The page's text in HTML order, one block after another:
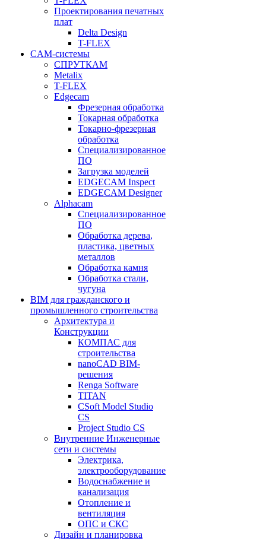
Проектирования печатных
плат
Delta Design
T-FLEX
CAM-системы
СПРУТКAM
Metalix
T-FLEX
Edgecam
Фрезерная обработка
Токарная обработка
Токарно-фрезерная
обработка
Специализированное
ПО
Загрузка моделей
EDGECAM Inspect
EDGECAM Designer
Alphacam
Специализированное
ПО
Обработка дерева,
пластика, цветных
металлов
Обработка камня
Обработка стали,
чугуна
BIM для гражданского и
промышленного строительства
Архитектура и
Конструкции
КОМПАС для
строительства
nanoCAD BIM-
решения
Renga Software
TITAN
CSoft Model Studio
CS
Project Studio CS
Внутренние Инженерные
сети и системы
Электрика,
электрооборудование
Водоснабжение и
канализация
Отопление и
вентиляция
ОПС и СКС
Дизайн и планировка